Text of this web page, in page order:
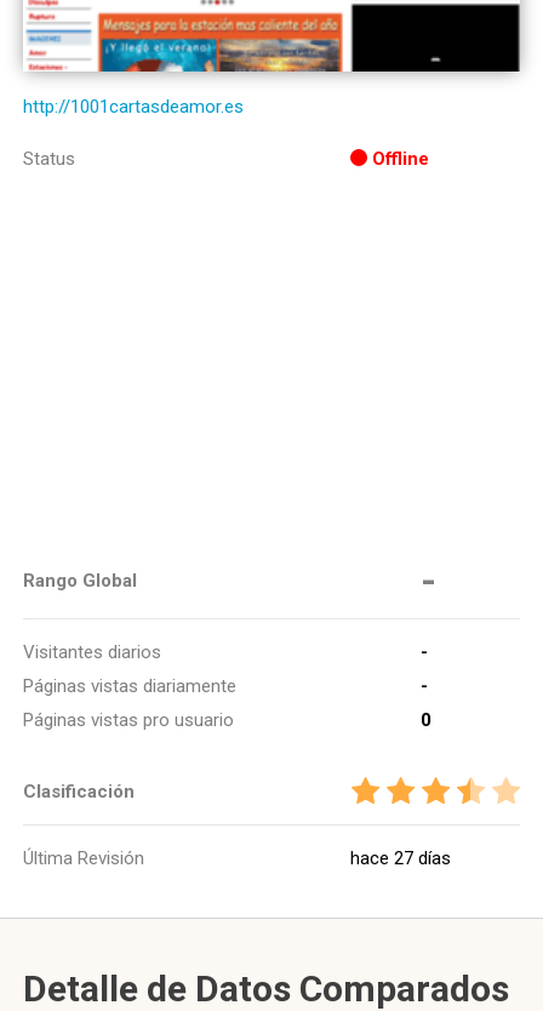
http://1001cartasdeamor.es
Status Offline
Rango Global -
Visitantes diarios
-
Páginas vistas diariamente
-
Páginas vistas pro usuario
0
Clasificación
Última Revisión hace 27 días
Detalle de Datos Comparados